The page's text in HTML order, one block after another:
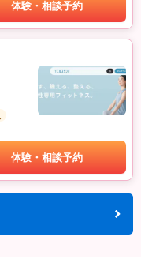
体験・相談予約
体験・相談予約